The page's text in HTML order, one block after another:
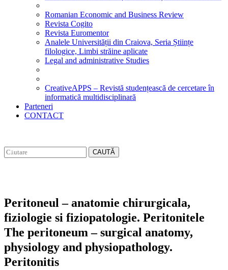
Romanian Economic and Business Review
Revista Cogito
Revista Euromentor
Analele Universității din Craiova, Seria Științe
filologice, Limbi străine aplicate
Legal and administrative Studies
CreativeAPPS – Revistă studențească de cercetare în
informatică multidisciplinară
Parteneri
CONTACT
CAUTĂ
Peritoneul – anatomie chirurgicala,
fiziologie si fiziopatologie. Peritonitele
The peritoneum – surgical anatomy,
physiology and physiopathology.
Peritonitis